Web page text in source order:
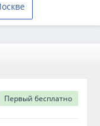
Первый бесплатно